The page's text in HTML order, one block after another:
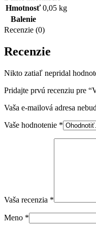
Hmotnosť 0,05 kg
Balenie
Recenzie (0)
Recenzie
Nikto zatiaľ nepridal
Pridajte prvú recenziu pre
Vaša e-mailová adresa
Vaše hodnotenie *
Vaša recenzia *
Meno *